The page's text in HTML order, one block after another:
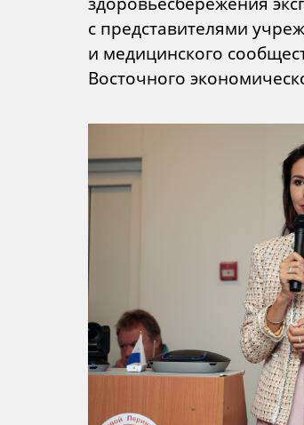
с представителями
и медицинского
Восточного